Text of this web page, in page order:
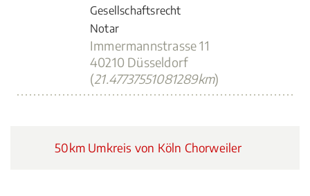
Gesellschaftsrecht
Notar
Immermannstrasse 11
40210 Düsseldorf
(21.47737551081289km)
50km Umkreis von Köln Chorweiler